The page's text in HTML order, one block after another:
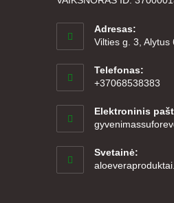
Adresas:
Vilties g. 3, Alytus
Telefonas:
+37068538383
Elektroninis
Svetainė: